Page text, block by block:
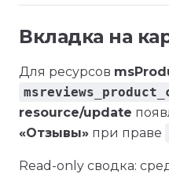
Вкладка на
Для ресурсов
resource/update
«Отзывы» при праве
Read-only сводка: